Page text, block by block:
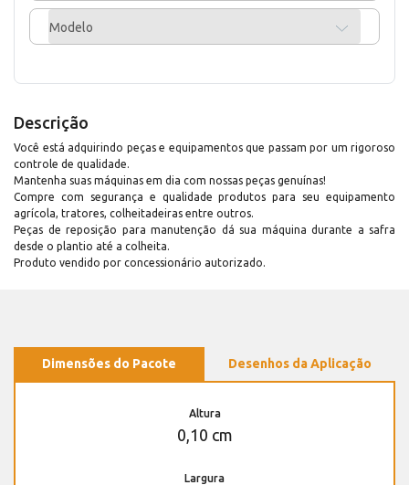
Modelo
Descrição
Você está adquirindo peças e equipamentos que passam por um rigoroso
controle de qualidade.
Mantenha suas máquinas em dia com nossas peças genuínas!
Compre com segurança e qualidade produtos para seu equipamento
agrícola, tratores, colheitadeiras entre outros.
Peças de reposição para manutenção dá sua máquina durante a safra
desde o plantio até a colheita.
Produto vendido por concessionário autorizado.
Dimensões do Pacote Desenhos da Aplicação
Altura
0,10 cm
Largura